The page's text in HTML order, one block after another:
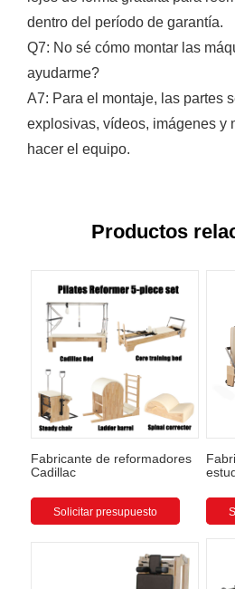
dentro del período de garantía.
Q7: No sé cómo montar las
ayudarme?
A7: Para el montaje, las partes
explosivas, vídeos, imágenes y
hacer el equipo.
Productos
Fabricante de reformadores
Cadillac
Solicitar presupuesto